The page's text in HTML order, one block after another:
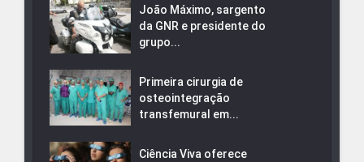
João Máximo, sargento
da GNR e presidente do
grupo...
Primeira cirurgia de
osteointegração
transfemural em...
Ciência Viva oferece